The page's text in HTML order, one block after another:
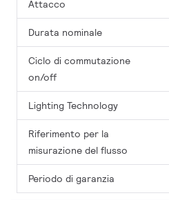
Attacco
Durata nominale
Ciclo di commutazione
on/off
Lighting Technology
Riferimento per la
misurazione del flusso
Periodo di garanzia